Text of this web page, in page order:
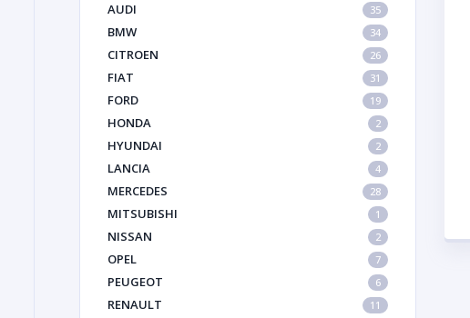
AUDI 35
BMW 34
CITROEN 26
FIAT 31
FORD 19
HONDA 2
HYUNDAI 2
LANCIA 4
MERCEDES 28
MITSUBISHI 1
NISSAN 2
OPEL 7
PEUGEOT 6
RENAULT 11